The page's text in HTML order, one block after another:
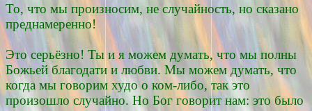
То, что мы произносим, не случайность, но сказано
преднамеренно!
Это серьёзно! Ты и я можем думать, что мы полны
Божьей благодати и любви. Мы можем думать, что
когда мы говорим худо о ком-либо, так это
произошло случайно. Но Бог говорит нам: это было